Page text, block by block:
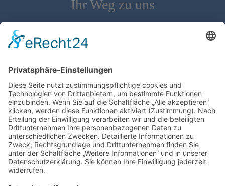
Ihr Weg zu uns
Schloss Bürgeln, 79418 Schliengen | Telefon: 07626/237 | E-
Mail: direktion@schlossbuergeln.de
Wir benötigen Ihre Zustimmung, um den
Google Maps-Service zu laden!
Wir verwenden einen Service eines
Drittanbieters, um Karteninhalte einzubetten.
Dieser Service kann Daten zu Ihren Aktivitäten
sammeln. Bitte lesen Sie die Details durch und
stimmen Sie der Nutzung des Service zu, um
diese Karte anzuzeigen.